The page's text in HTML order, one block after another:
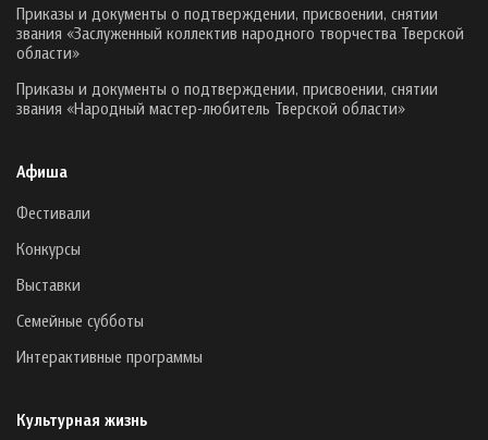
Приказы и документы о подтверждении, присвоении, снятии
звания «Заслуженный коллектив народного творчества Тверской
области»
Приказы и документы о подтверждении, присвоении, снятии
звания «Народный мастер-любитель Тверской области»
Афиша
Фестивали
Конкурсы
Выставки
Семейные субботы
Интерактивные программы
Культурная жизнь